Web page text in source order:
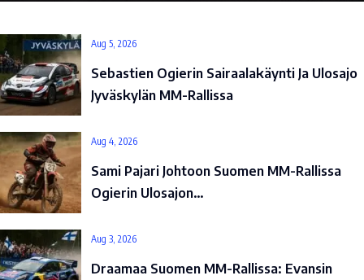
Aug 5, 2026
Sebastien Ogierin Sairaalakäynti Ja Ulosajo
Jyväskylän MM-Rallissa
Aug 4, 2026
Sami Pajari Johtoon Suomen MM-Rallissa
Ogierin Ulosajon…
Aug 3, 2026
Draamaa Suomen MM-Rallissa: Evansin